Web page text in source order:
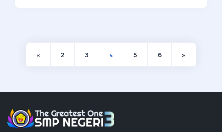
« 2 3 4 5 6 »